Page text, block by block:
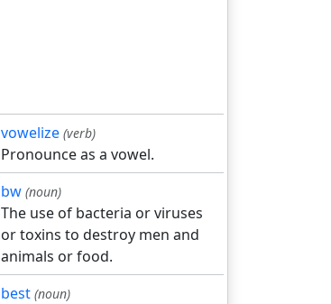
vowelize (verb)
Pronounce as a vowel.
bw (noun)
The use of bacteria or viruses
or toxins to destroy men and
animals or food.
best (noun)